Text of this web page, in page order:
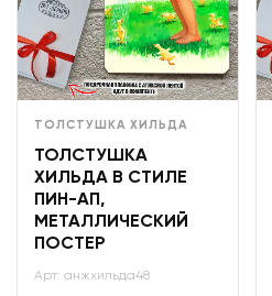
ТОЛСТУШКА ХИЛЬДА
ТОЛСТУШКА
ХИЛЬДА В СТИЛЕ
ПИН-АП,
МЕТАЛЛИЧЕСКИЙ
ПОСТЕР
Арт: анжхильда48